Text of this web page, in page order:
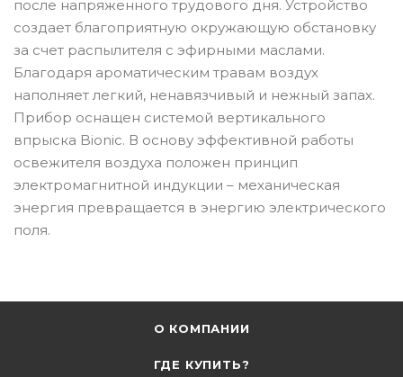
после напряженного трудового дня. Устройство
создает благоприятную окружающую обстановку
за счет распылителя с эфирными маслами.
Благодаря ароматическим травам воздух
наполняет легкий, ненавязчивый и нежный запах.
Прибор оснащен системой вертикального
впрыска Bionic. В основу эффективной работы
освежителя воздуха положен принцип
электромагнитной индукции – механическая
энергия превращается в энергию электрического
поля.
О КОМПАНИИ
ГДЕ КУПИТЬ?